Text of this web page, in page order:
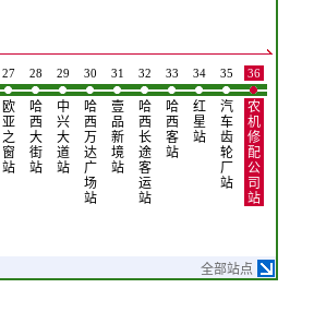
27
欧
亚
之
窗
站
28
哈
西
大
街
站
29
中
兴
大
道
站
30
哈
西
万
达
广
场
站
31
壹
品
新
境
站
32
哈
西
长
途
客
运
站
33
哈
西
客
站
34
红
星
站
35
汽
车
齿
轮
厂
站
36
农
机
修
配
公
司
站
全部站点